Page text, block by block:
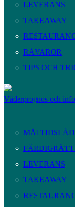
LEVERANS
TAKEAWAY
RÅVAROR
TIPS OCH
Väderprognos och
LEVERANS
TAKEAWAY